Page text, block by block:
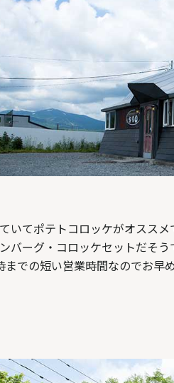
いてポテトコロッケがオスス
バーグ・コロッケセットだそ
での短い営業時間なのでお早